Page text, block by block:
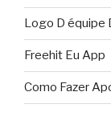
Logo D équipe
Freehit Eu App
Como Fazer